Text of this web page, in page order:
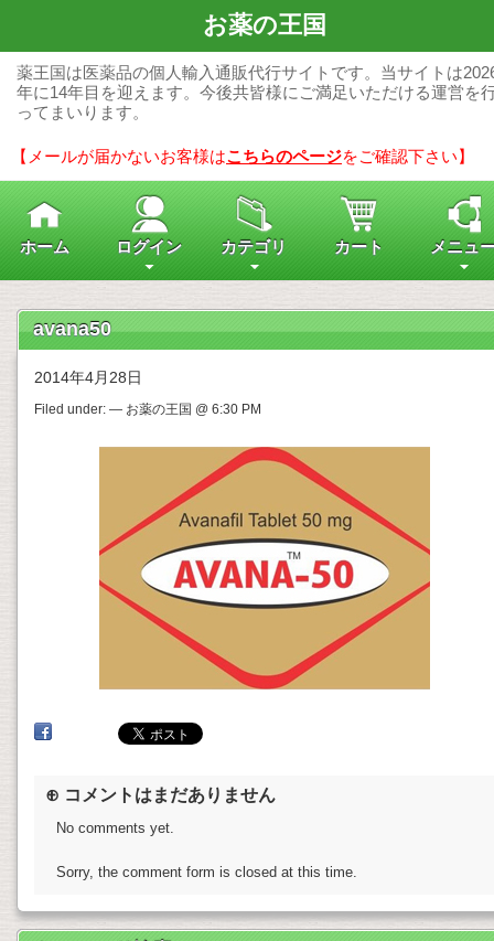
お薬の王国
薬王国は医薬品の個人輸入通販代行サイトです。当サイトは
年に14年目を迎えます。今後共皆様にご満足いただける運営を
ってまいります。
【メールが届かないお客様はこちらのページをご確認下さい】
ホーム ログイン カテゴリ カート メニュ
avana50
2014年4月28日
Filed under: — お薬の王国 @ 6:30 PM
⊕ コメントはまだありません
No comments yet.
Sorry, the comment form is closed at this time.